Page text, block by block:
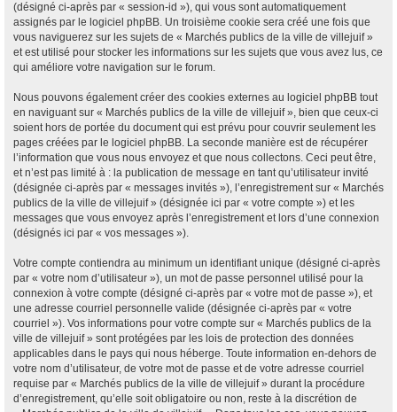
(désigné ci-après par « session-id »), qui vous sont automatiquement
assignés par le logiciel phpBB. Un troisième cookie sera créé une fois que
vous naviguerez sur les sujets de « Marchés publics de la ville de villejuif »
et est utilisé pour stocker les informations sur les sujets que vous avez lus, ce
qui améliore votre navigation sur le forum.
Nous pouvons également créer des cookies externes au logiciel phpBB tout
en naviguant sur « Marchés publics de la ville de villejuif », bien que ceux-ci
soient hors de portée du document qui est prévu pour couvrir seulement les
pages créées par le logiciel phpBB. La seconde manière est de récupérer
l’information que vous nous envoyez et que nous collectons. Ceci peut être,
et n’est pas limité à : la publication de message en tant qu’utilisateur invité
(désignée ci-après par « messages invités »), l’enregistrement sur « Marchés
publics de la ville de villejuif » (désignée ici par « votre compte ») et les
messages que vous envoyez après l’enregistrement et lors d’une connexion
(désignés ici par « vos messages »).
Votre compte contiendra au minimum un identifiant unique (désigné ci-après
par « votre nom d’utilisateur »), un mot de passe personnel utilisé pour la
connexion à votre compte (désigné ci-après par « votre mot de passe »), et
une adresse courriel personnelle valide (désignée ci-après par « votre
courriel »). Vos informations pour votre compte sur « Marchés publics de la
ville de villejuif » sont protégées par les lois de protection des données
applicables dans le pays qui nous héberge. Toute information en-dehors de
votre nom d’utilisateur, de votre mot de passe et de votre adresse courriel
requise par « Marchés publics de la ville de villejuif » durant la procédure
d’enregistrement, qu’elle soit obligatoire ou non, reste à la discrétion de